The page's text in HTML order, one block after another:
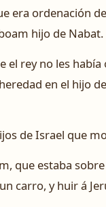
era ordenación
hijo de Nabat.
el rey no les
en el hijo
de Israel que
que estaba
carro, y huir á